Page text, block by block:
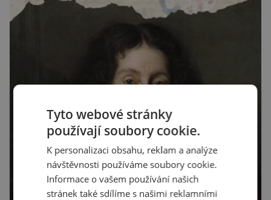
Tyto webové stránky
používají soubory cookie.
K personalizaci obsahu, reklam a analýze
návštěvnosti používáme soubory cookie.
Informace o vašem používání našich
stránek také sdílíme s našimi reklamními